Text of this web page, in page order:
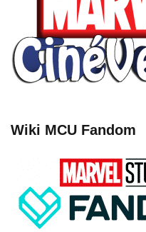
Wiki MCU Fandom